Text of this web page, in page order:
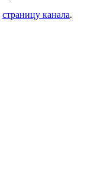
страницу канала.